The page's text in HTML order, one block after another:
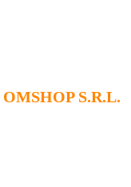
OMSHOP S.R.L.